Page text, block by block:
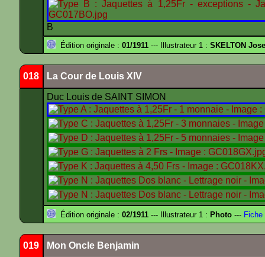
B
Édition originale : 01/1911 --- Illustrateur 1 : SKELTON
018 La Cour de Louis XIV
Duc Louis de SAINT SIMON
Édition originale : 02/1911 --- Illustrateur 1 : Photo --- Fiche
019 Mon Oncle Benjamin